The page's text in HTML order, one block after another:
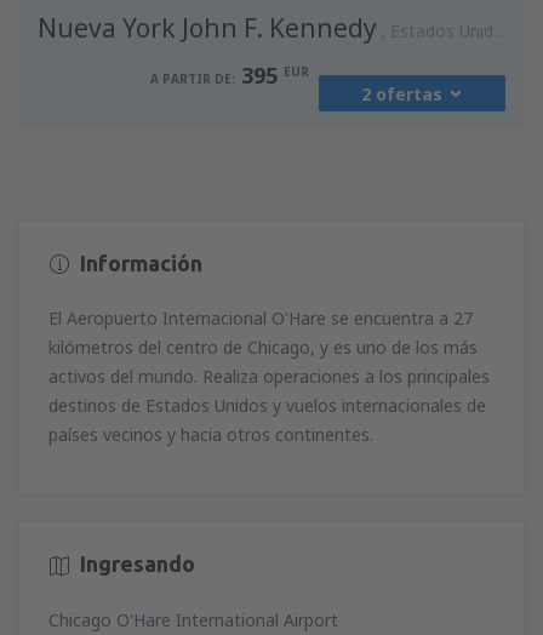
A PARTIR DE: 588EUR
(MAD)
A PARTIR DE: 796EUR
desde Madrid, Madrid-Barajas (MAD)
471 EUR
Nueva York John F. Kennedy Estados Unidos
A PARTIR DE: 395 EUR
2 ofertas
desdeMadrid, Madrid-Barajas
Información
El Aeropuerto Internacional O'Hare se encuentra a 27
kilómetros del centro de Chicago, y es uno de los más
activos del mundo. Realiza operaciones a los principales
destinos de Estados Unidos y vuelos internacionales de
países vecinos y hacia otros continentes.
Ingresando
Chicago O'Hare International Airport